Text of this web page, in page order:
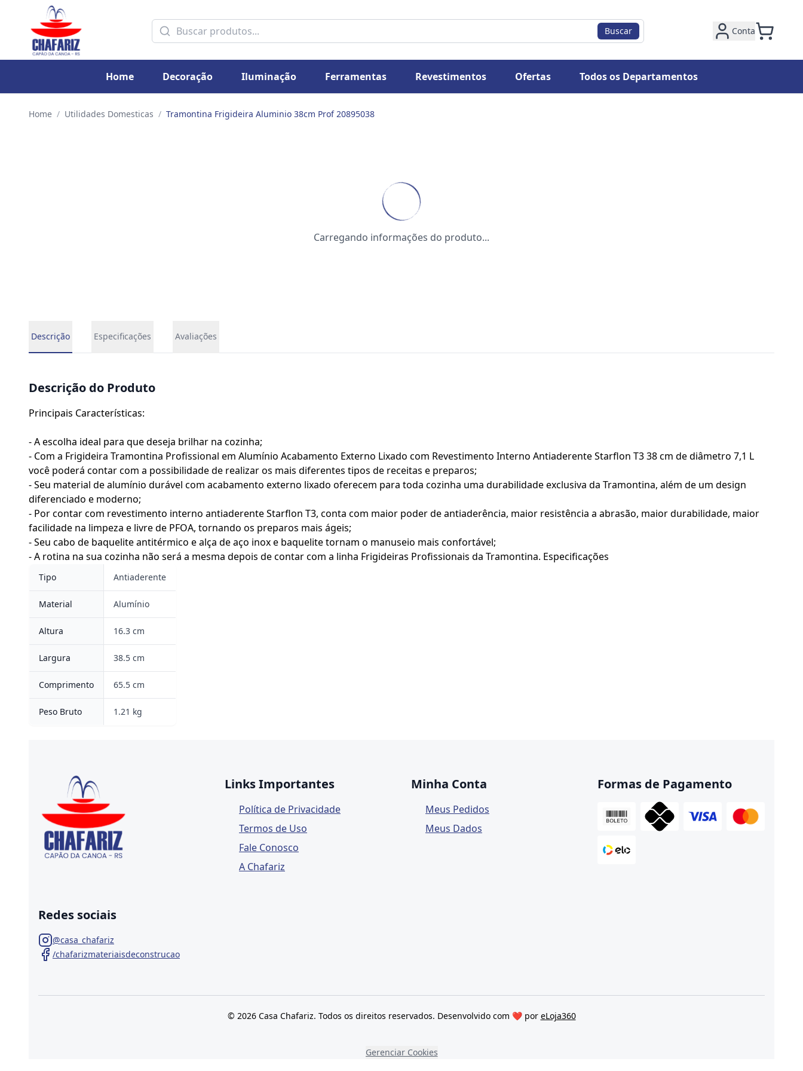
Buscar Conta
Home Decoração Iluminação Ferramentas Revestimentos Ofertas Todos os Departamentos
Home / Utilidades Domesticas / Tramontina Frigideira Aluminio 38cm Prof 20895038
Carregando informações do produto...
Descrição Especificações Avaliações
Descrição do Produto
Principais Características:
- A escolha ideal para que deseja brilhar na cozinha;
- Com a Frigideira Tramontina Profissional em Alumínio Acabamento Externo Lixado com Revestimento Interno Antiaderente Starflon T3 38 cm de diâmetro 7,1 L
você poderá contar com a possibilidade de realizar os mais diferentes tipos de receitas e preparos;
- Seu material de alumínio durável com acabamento externo lixado oferecem para toda cozinha uma durabilidade exclusiva da Tramontina, além de um design
diferenciado e moderno;
- Por contar com revestimento interno antiaderente Starflon T3, conta com maior poder de antiaderência, maior resistência a abrasão, maior durabilidade, maior
facilidade na limpeza e livre de PFOA, tornando os preparos mais ágeis;
- Seu cabo de baquelite antitérmico e alça de aço inox e baquelite tornam o manuseio mais confortável;
- A rotina na sua cozinha não será a mesma depois de contar com a linha Frigideiras Profissionais da Tramontina. Especificações
Tipo Antiaderente
Material Alumínio
Altura 16.3 cm
Largura 38.5 cm
Comprimento 65.5 cm
Peso Bruto 1.21 kg
Links Importantes
Política de Privacidade
Termos de Uso
Fale Conosco
A Chafariz
Minha Conta
Meus Pedidos
Meus Dados
Formas de Pagamento
Redes sociais
@casa_chafariz
/chafarizmateriaisdeconstrucao
© 2026 Casa Chafariz. Todos os direitos reservados. Desenvolvido com ❤ por eLoja360
Gerenciar Cookies